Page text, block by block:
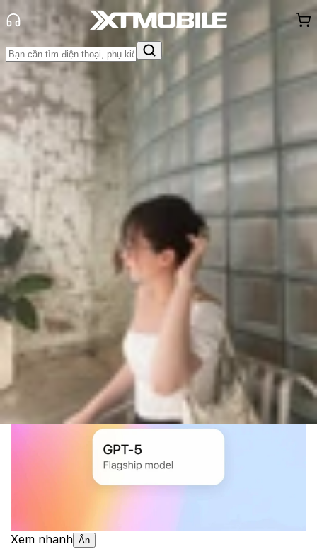
Trang chủ
Tin tức
Tin Mới
Tin Mới
Đánh Giá - Trên Tay
Khuyến
Thủ thuật Thông báoKhách
hàng - Sự kiện
GPT-5 ra mắt: Hướng dẫn trải
nghiệm miễn phí cho tất cả người
dùng!
Triệu Vy
Ngày đăng: 08/08/2025
Cập nhật:08/08/2025
Theo dõi XTMobile trên
Xem nhanh Ẩn